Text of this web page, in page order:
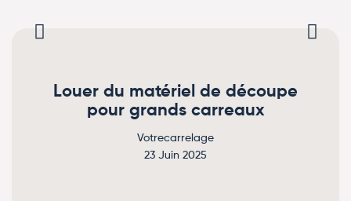
Louer du matériel de découpe
pour grands carreaux
Votrecarrelage
23 Juin 2025